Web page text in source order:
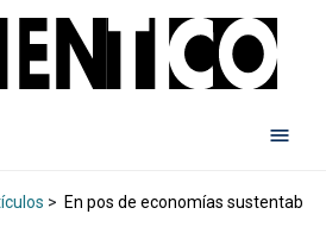
> En pos de economías